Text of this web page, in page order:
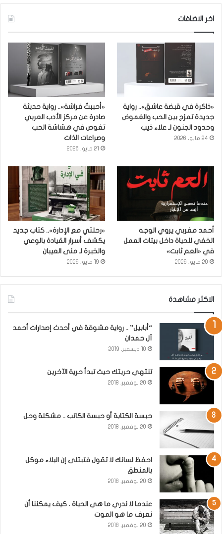
اخر الاضافات
«ذاكرة في قبضة عاشق».. رواية
جديدة تمزج بين الحب والغموض
وحدود الجنون لـ علاء ذيب
24 مايو، 2026
«أحببتُ فراشة».. رواية حديثة
صادرة عن مركز الأدب العربي
تغوص في هشاشة الحب
وصراعات الذات
21 مايو، 2026
أحمد مغربي يروي الوجه
الخفي للحياة داخل بيئات العمل
في «العم ثابت»
20 مايو، 2026
«رحلتي مع الإدارة».. كتاب جديد
يكشف أسرار القيادة بالوعي
والخبرة لـ منى العيبان
19 مايو، 2026
الاكثر مشاهدة
“أبابيل” .. رواية مشوقة في أحدث إصدارات أحمد
آل حمدان
10 ديسمبر، 2019
تنتهي حريتك حيث تبدأ حرية الآخرين
20 نوفمبر، 2018
حبسة الكتابة أو حبسة الكاتب .. مشكلة وحل
20 نوفمبر، 2018
احفظ لسانك لا تقول فتبتلى إن البلاء موكل
بالمنطق
20 نوفمبر، 2018
عندما لا ندري ما هي الحياة ، كيف يمكننا أن
نعرف ما هو الموت
20 نوفمبر، 2018